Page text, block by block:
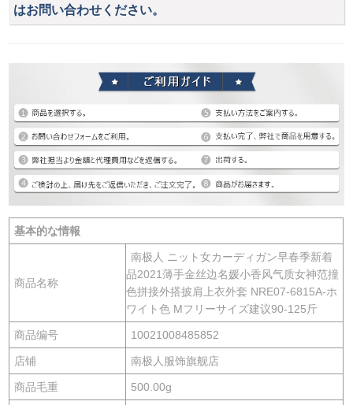
はお問い合わせください。
基本的な情報
商品名称
南极人 ニット女カーディガン早春季新着
品2021薄手金丝边名媛小香风气质女神范撞
色拼接外搭披肩上衣外套 NRE07-6815A-ホ
ワイト色 Mフリーサイズ建议90-125斤
商品编号 10021008485852
店铺 南极人服饰旗舰店
商品毛重 500.00g